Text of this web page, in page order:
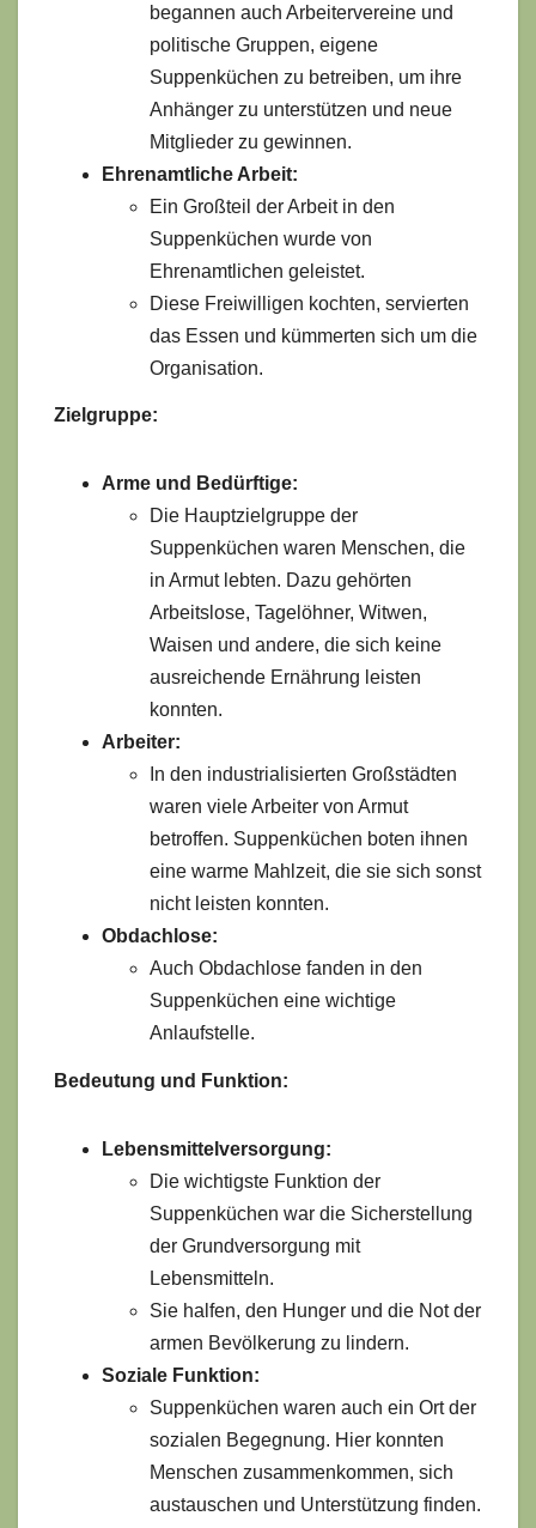
begannen auch Arbeitervereine und
politische Gruppen, eigene
Suppenküchen zu betreiben, um ihre
Anhänger zu unterstützen und neue
Mitglieder zu gewinnen.
Ehrenamtliche Arbeit:
Ein Großteil der Arbeit in den
Suppenküchen wurde von
Ehrenamtlichen geleistet.
Diese Freiwilligen kochten, servierten
das Essen und kümmerten sich um die
Organisation.
Zielgruppe:
Arme und Bedürftige:
Die Hauptzielgruppe der
Suppenküchen waren Menschen, die
in Armut lebten. Dazu gehörten
Arbeitslose, Tagelöhner, Witwen,
Waisen und andere, die sich keine
ausreichende Ernährung leisten
konnten.
Arbeiter:
In den industrialisierten Großstädten
waren viele Arbeiter von Armut
betroffen. Suppenküchen boten ihnen
eine warme Mahlzeit, die sie sich sonst
nicht leisten konnten.
Obdachlose:
Auch Obdachlose fanden in den
Suppenküchen eine wichtige
Anlaufstelle.
Bedeutung und Funktion:
Lebensmittelversorgung:
Die wichtigste Funktion der
Suppenküchen war die Sicherstellung
der Grundversorgung mit
Lebensmitteln.
Sie halfen, den Hunger und die Not der
armen Bevölkerung zu lindern.
Soziale Funktion:
Suppenküchen waren auch ein Ort der
sozialen Begegnung. Hier konnten
Menschen zusammenkommen, sich
austauschen und Unterstützung finden.